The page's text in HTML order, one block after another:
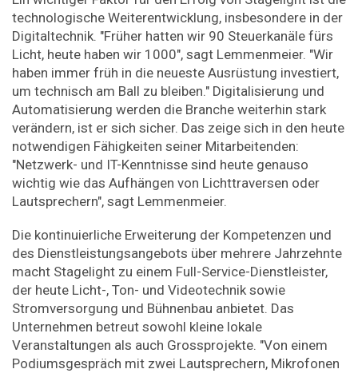
technologische Weiterentwicklung, insbesondere in der
Digitaltechnik. "Früher hatten wir 90 Steuerkanäle fürs
Licht, heute haben wir 1000", sagt Lemmenmeier. "Wir
haben immer früh in die neueste Ausrüstung investiert,
um technisch am Ball zu bleiben." Digitalisierung und
Automatisierung werden die Branche weiterhin stark
verändern, ist er sich sicher. Das zeige sich in den heute
notwendigen Fähigkeiten seiner Mitarbeitenden:
"Netzwerk- und IT-Kenntnisse sind heute genauso
wichtig wie das Aufhängen von Lichttraversen oder
Lautsprechern", sagt Lemmenmeier.
Die kontinuierliche Erweiterung der Kompetenzen und
des Dienstleistungsangebots über mehrere Jahrzehnte
macht Stagelight zu einem Full-Service-Dienstleister,
der heute Licht-, Ton- und Videotechnik sowie
Stromversorgung und Bühnenbau anbietet. Das
Unternehmen betreut sowohl kleine lokale
Veranstaltungen als auch Grossprojekte. "Von einem
Podiumsgespräch mit zwei Lautsprechern, Mikrofonen